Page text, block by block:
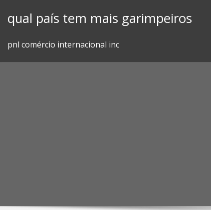
qual país tem mais garimpeiros
pnl comércio internacional inc